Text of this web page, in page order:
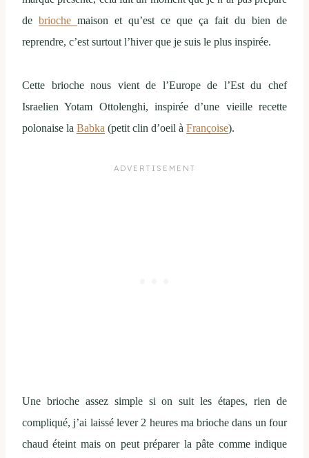
de brioche maison et qu’est ce que ça fait du bien de
reprendre, c’est surtout l’hiver que je suis le plus inspirée.
Cette brioche nous vient de l’Europe de l’Est du chef
Israelien Yotam Ottolenghi, inspirée d’une vieille recette
polonaise la Babka (petit clin d’oeil à Françoise).
Une brioche assez simple si on suit les étapes, rien de
compliqué, j’ai laissé lever 2 heures ma brioche dans un four
chaud éteint mais on peut préparer la pâte comme indique